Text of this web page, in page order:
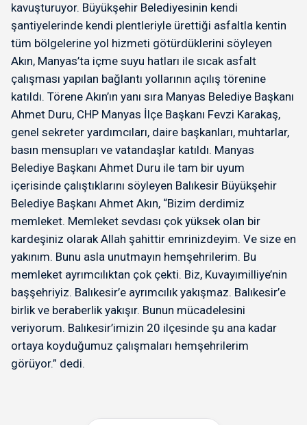
kavuşturuyor. Büyükşehir Belediyesinin kendi
şantiyelerinde kendi plentleriyle ürettiği asfaltla kentin
tüm bölgelerine yol hizmeti götürdüklerini söyleyen
Akın, Manyas’ta içme suyu hatları ile sıcak asfalt
çalışması yapılan bağlantı yollarının açılış törenine
katıldı. Törene Akın’ın yanı sıra Manyas Belediye Başkanı
Ahmet Duru, CHP Manyas İlçe Başkanı Fevzi Karakaş,
genel sekreter yardımcıları, daire başkanları, muhtarlar,
basın mensupları ve vatandaşlar katıldı. Manyas
Belediye Başkanı Ahmet Duru ile tam bir uyum
içerisinde çalıştıklarını söyleyen Balıkesir Büyükşehir
Belediye Başkanı Ahmet Akın, “Bizim derdimiz
memleket. Memleket sevdası çok yüksek olan bir
kardeşiniz olarak Allah şahittir emrinizdeyim. Ve size en
yakınım. Bunu asla unutmayın hemşehrilerim. Bu
memleket ayrımcılıktan çok çekti. Biz, Kuvayımilliye’nin
başşehriyiz. Balıkesir’e ayrımcılık yakışmaz. Balıkesir’e
birlik ve beraberlik yakışır. Bunun mücadelesini
veriyorum. Balıkesir’imizin 20 ilçesinde şu ana kadar
ortaya koyduğumuz çalışmaları hemşehrilerim
görüyor.” dedi.